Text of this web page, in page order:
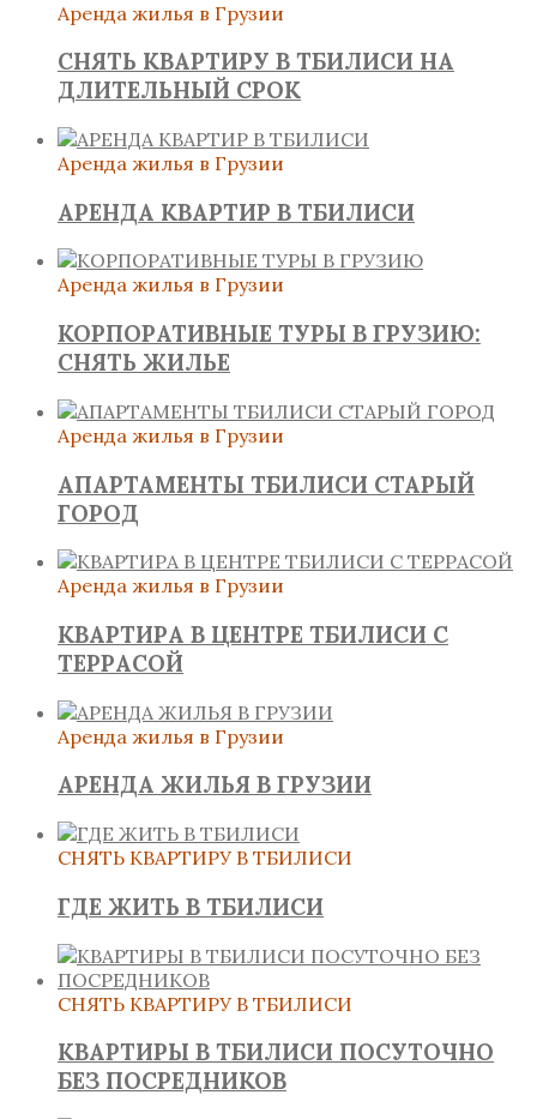
Аренда жилья в Грузии
СНЯТЬ КВАРТИРУ В ТБИЛИСИ НА
ДЛИТЕЛЬНЫЙ СРОК
Аренда жилья в Грузии
АРЕНДА КВАРТИР В ТБИЛИСИ
Аренда жилья в Грузии
КОРПОРАТИВНЫЕ ТУРЫ В ГРУЗИЮ:
СНЯТЬ ЖИЛЬЕ
Аренда жилья в Грузии
АПАРТАМЕНТЫ ТБИЛИСИ СТАРЫЙ
ГОРОД
Аренда жилья в Грузии
КВАРТИРА В ЦЕНТРЕ ТБИЛИСИ С
ТЕРРАСОЙ
Аренда жилья в Грузии
АРЕНДА ЖИЛЬЯ В ГРУЗИИ
СНЯТЬ КВАРТИРУ В ТБИЛИСИ
ГДЕ ЖИТЬ В ТБИЛИСИ
СНЯТЬ КВАРТИРУ В ТБИЛИСИ
КВАРТИРЫ В ТБИЛИСИ ПОСУТОЧНО
БЕЗ ПОСРЕДНИКОВ